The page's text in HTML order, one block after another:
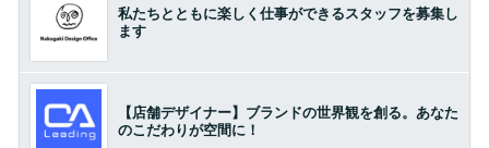
私たちとともに楽しく仕事ができるスタッフを募集し
ます
【店舗デザイナー】ブランドの世界観を創る。あなた
のこだわりが空間に！